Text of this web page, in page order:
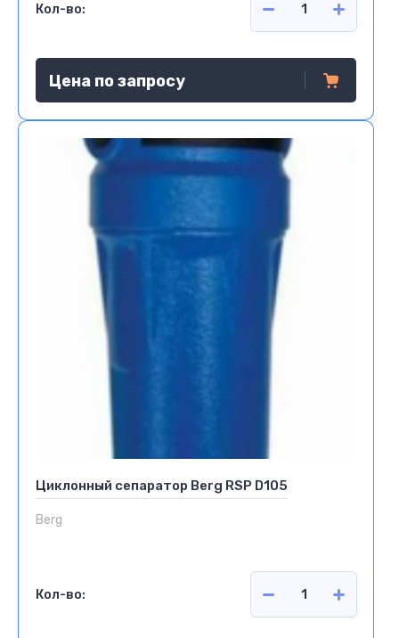
Кол-во:
Цена по запросу
Циклонный сепаратор Berg RSP D105
Berg
Кол-во: